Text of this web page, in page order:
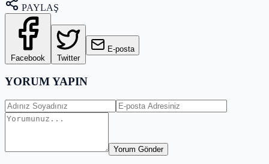
PAYLAŞ
Facebook Twitter
E-posta
YORUM YAPIN
Yorum Gönder